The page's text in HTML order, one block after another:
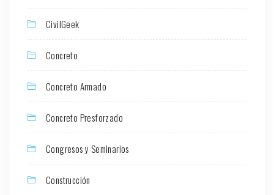
CivilGeek
Concreto
Concreto Armado
Concreto Presforzado
Congresos y Seminarios
Construcción